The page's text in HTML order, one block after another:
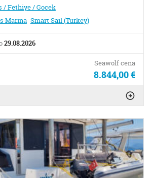
/ Fethiye / Gocek
Marina Smart Sail (Turkey)
29.08.2026
Seawolf cena
8.844,00 €